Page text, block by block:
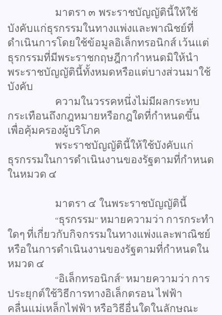
มาตรา ๓ พระราชบัญญัตินี้ให้ใช้
บังคับแก่ธุรกรรมในทางแพ่งและพาณิชย์ที่
ดำเนินการโดยใช้ข้อมูลอิเล็กทรอนิกส์ เว้นแต่
ธุรกรรมที่มีพระราชกฤษฎีกากำหนดมิให้นำ
พระราชบัญญัตินี้ทั้งหมดหรือแต่บางส่วนมาใช้
บังคับ
ความในวรรคหนึ่งไม่มีผลกระทบ
กระเทือนถึงกฎหมายหรือกฎใดที่กำหนดขึ้น
เพื่อคุ้มครองผู้บริโภค
พระราชบัญญัตินี้ให้ใช้บังคับแก่
ธุรกรรมในการดำเนินงานของรัฐตามที่กำหนด
ในหมวด ๔
มาตรา ๔ ในพระราชบัญญัตินี้
“ธุรกรรม” หมายความว่า การกระทำ
ใดๆ ที่เกี่ยวกับกิจกรรมในทางแพ่งและพาณิชย์
หรือในการดำเนินงานของรัฐตามที่กำหนดใน
หมวด ๔
“อิเล็กทรอนิกส์” หมายความว่า การ
ประยุกต์ใช้วิธีการทางอิเล็กตรอน ไฟฟ้า
คลื่นแม่เหล็กไฟฟ้า หรือวิธีอื่นใดในลักษณะ